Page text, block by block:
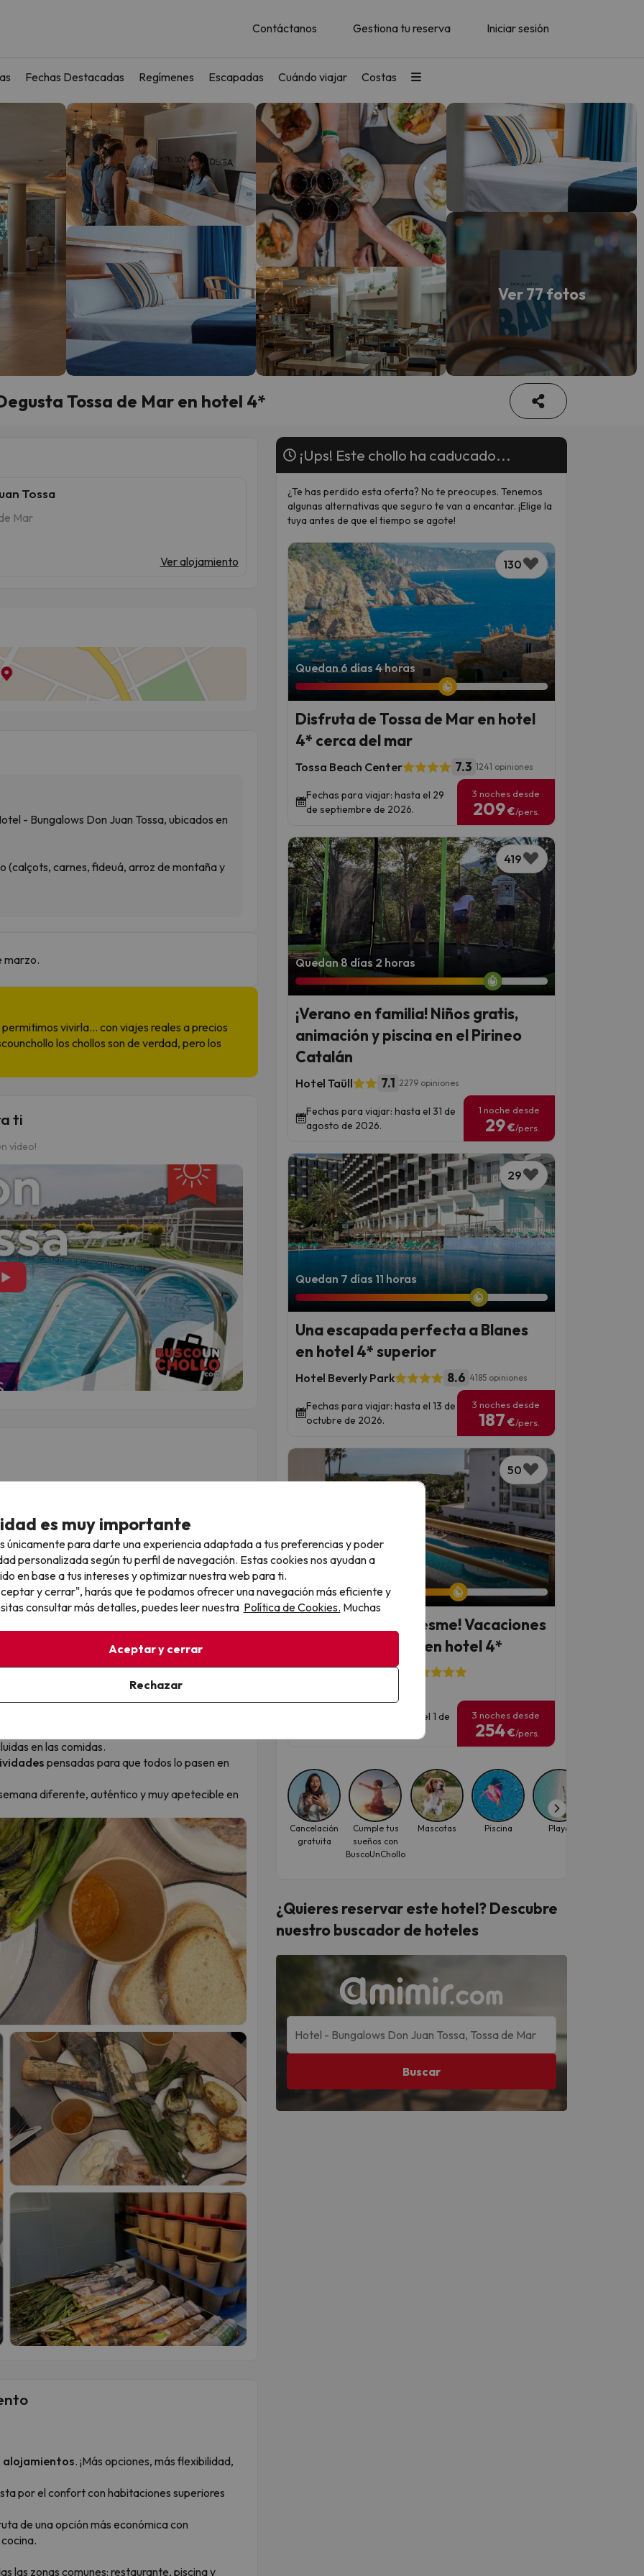
Contáctanos Gestiona tu reserva Iniciar sesión
Fechas Destacadas Regímenes Escapadas Cuándo viajar Costas
Ver 77 fotos
Tossa de Mar en hotel 4*
Tossa
Mar
Ver alojamiento
- Bungalows Don Juan Tossa, ubicados en
(calçots, carnes, fideuá, arroz de montaña y
marzo.
vivirla... con viajes reales a precios
los chollos son de verdad, pero los
ti
vídeo!
▶
para que descubras y disfrutes una
más queridas de Cataluña.
se le añade la comida del sábado:en el
variedad de cebolla tierna que se asa
saborea caliente, normalmente acompañada
no es solo el sabor, sinola forma de
y ganas de disfrutar sin prisas.
y comer bien.
de la comida.
showcooking de carnes
preparadas al momento.
en las comidas.
pensadas para que todos lo pasen en
diferente, auténtico y muy apetecible en
alojamientos. ¡Más opciones, más flexibilidad,
por el confort con habitaciones superiores
de una opción más económica con
las zonas comunes: restaurante, piscina y
¡Ups! Este chollo ha caducado...
¿Te has perdido esta oferta? No te preocupes. Tenemos
algunas alternativas que seguro te van a encantar. ¡Elige la
tuya antes de que el tiempo se agote!
130
Quedan 6 días 4 horas
Disfruta de Tossa de Mar en hotel
4* cerca del mar
Tossa Beach Center 7.3 1241 opiniones
Fechas para viajar: hasta el 29
de septiembre de 2026.
3 noches desde
209€/pers.
419
Quedan 8 días 2 horas
¡Verano en familia! Niños gratis,
animación y piscina en el Pirineo
Catalán
Hotel Taüll 7.1 2279 opiniones
Fechas para viajar: hasta el 31 de
agosto de 2026.
1 noche desde
29€/pers.
29
Quedan 7 días 11 horas
Una escapada perfecta a Blanes
en hotel 4* superior
Hotel Beverly Park 8.6 4185 opiniones
Fechas para viajar: hasta el 13 de
octubre de 2026.
3 noches desde
187 €/pers.
50
¡La Costa del Maresme! Vacaciones
en Santa Susanna en hotel 4*
Hotel ALEGRIA Florida
Fechas para viajar: hasta el 1 de
3 noches desde
254€/pers.
Cancelación
gratuita
Cumple tus
sueños con
BuscoUnChollo
Mascotas Piscina Playa
¿Quieres reservar este hotel? Descubre
nuestro buscador de hoteles
Buscar
es muy importante
únicamente para darte una experiencia adaptada a tus preferencias y poder
personalizada según tu perfil de navegación. Estas cookies nos ayudan a
en base a tus intereses y optimizar nuestra web para ti.
y cerrar", harás que te podamos ofrecer una navegación más eficiente y
consultar más detalles, puedes leer nuestra Política de Cookies. Muchas
Aceptar y cerrar
Rechazar